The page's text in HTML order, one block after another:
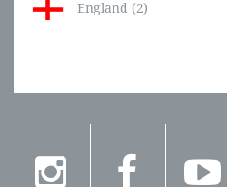
England (2)